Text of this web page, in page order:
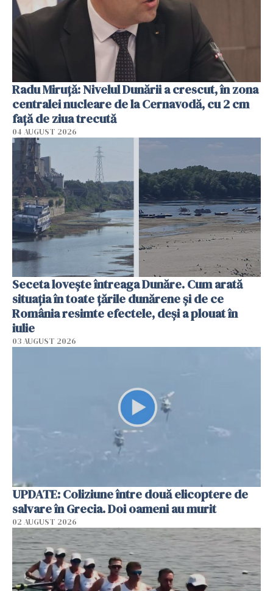
Radu Miruţă: Nivelul Dunării a crescut, în zona
centralei nucleare de la Cernavodă, cu 2 cm
faţă de ziua trecută
04 AUGUST 2026
Seceta lovește întreaga Dunăre. Cum arată
situația în toate țările dunărene și de ce
România resimte efectele, deși a plouat în
iulie
03 AUGUST 2026
UPDATE: Coliziune între două elicoptere de
salvare în Grecia. Doi oameni au murit
02 AUGUST 2026